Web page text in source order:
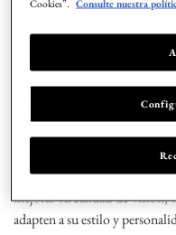
PRESENCIA
Lanzamos esta campaña el
tendrá presencia en
asegurando un impacto
dirigimos tanto a los
lentes progresivas como a
mejorar su calidad de visión,
adapten a su estilo y
Cookies”. Consulte nuestra